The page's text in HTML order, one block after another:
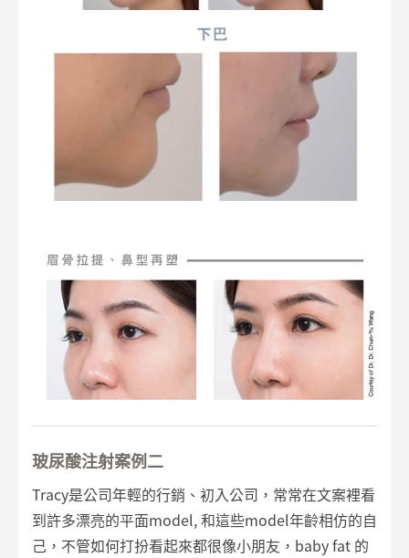
玻尿酸注射案例二
Tracy是公司年輕的行銷、初入公司，常常在文案裡看
到許多漂亮的平面model, 和這些model年齡相仿的自
己，不管如何打扮看起來都很像小朋友，baby fat 的